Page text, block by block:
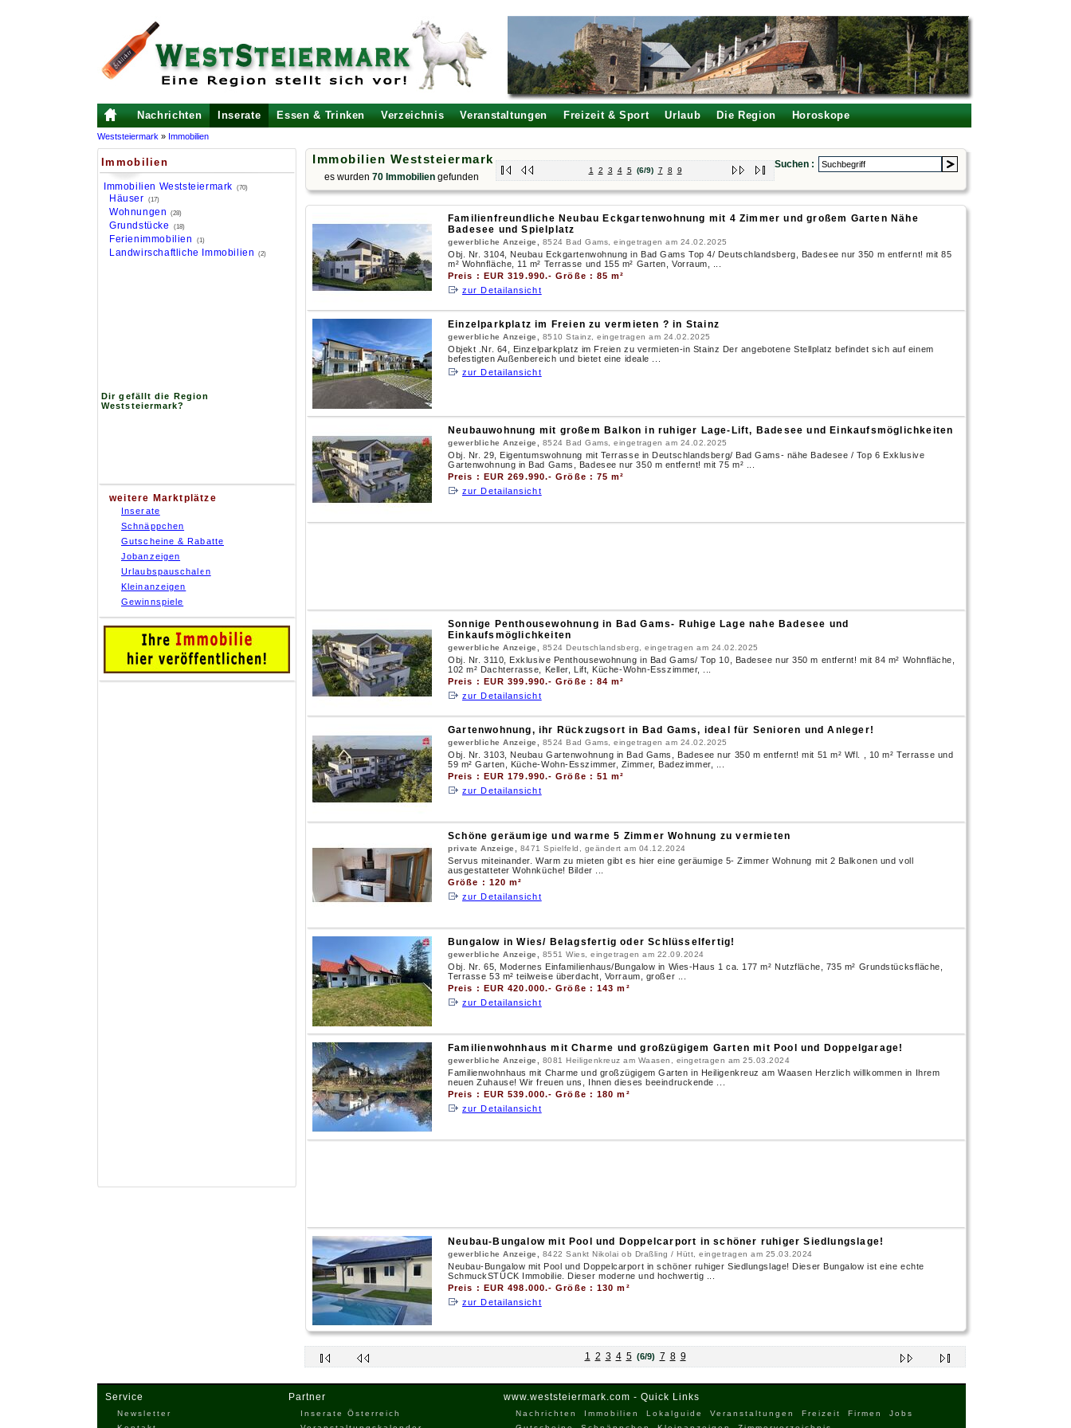
Nachrichten Inserate Essen & Trinken Verzeichnis Veranstaltungen Freizeit & Sport Urlaub Die Region Horoskope
Weststeiermark » Immobilien
Immobilien
Immobilien Weststeiermark (70)
Häuser (17)
Wohnungen (28)
Grundstücke (18)
Ferienimmobilien (1)
Landwirschaftliche Immobilien (2)
Dir gefällt die Region
Weststeiermark?
weitere Marktplätze
Inserate
Schnäppchen
Gutscheine & Rabatte
Jobanzeigen
Urlaubspauschalen
Kleinanzeigen
Gewinnspiele
Immobilien Weststeiermark
es wurden 70 Immobilien gefunden
Suchen :
1 2 3 4 5 (6/9) 7 8 9
Familienfreundliche Neubau Eckgartenwohnung mit 4 Zimmer und großem Garten Nähe
Badesee und Spielplatz
gewerbliche Anzeige, 8524 Bad Gams, eingetragen am 24.02.2025
Obj. Nr. 3104, Neubau Eckgartenwohnung in Bad Gams Top 4/ Deutschlandsberg, Badesee nur 350 m entfernt! mit 85
m² Wohnfläche, 11 m² Terrasse und 155 m² Garten, Vorraum, ...
Preis : EUR 319.990.- Größe : 85 m²
zur Detailansicht
Einzelparkplatz im Freien zu vermieten ? in Stainz
gewerbliche Anzeige, 8510 Stainz, eingetragen am 24.02.2025
Objekt .Nr. 64, Einzelparkplatz im Freien zu vermieten-in Stainz Der angebotene Stellplatz befindet sich auf einem
befestigten Außenbereich und bietet eine ideale ...
zur Detailansicht
Neubauwohnung mit großem Balkon in ruhiger Lage-Lift, Badesee und Einkaufsmöglichkeiten
gewerbliche Anzeige, 8524 Bad Gams, eingetragen am 24.02.2025
Obj. Nr. 29, Eigentumswohnung mit Terrasse in Deutschlandsberg/ Bad Gams- nähe Badesee / Top 6 Exklusive
Gartenwohnung in Bad Gams, Badesee nur 350 m entfernt! mit 75 m² ...
Preis : EUR 269.990.- Größe : 75 m²
zur Detailansicht
Sonnige Penthousewohnung in Bad Gams- Ruhige Lage nahe Badesee und
Einkaufsmöglichkeiten
gewerbliche Anzeige, 8524 Deutschlandsberg, eingetragen am 24.02.2025
Obj. Nr. 3110, Exklusive Penthousewohnung in Bad Gams/ Top 10, Badesee nur 350 m entfernt! mit 84 m² Wohnfläche,
102 m² Dachterrasse, Keller, Lift, Küche-Wohn-Esszimmer, ...
Preis : EUR 399.990.- Größe : 84 m²
zur Detailansicht
Gartenwohnung, ihr Rückzugsort in Bad Gams, ideal für Senioren und Anleger!
gewerbliche Anzeige, 8524 Bad Gams, eingetragen am 24.02.2025
Obj. Nr. 3103, Neubau Gartenwohnung in Bad Gams, Badesee nur 350 m entfernt! mit 51 m² Wfl. , 10 m² Terrasse und
59 m² Garten, Küche-Wohn-Esszimmer, Zimmer, Badezimmer, ...
Preis : EUR 179.990.- Größe : 51 m²
zur Detailansicht
Schöne geräumige und warme 5 Zimmer Wohnung zu vermieten
private Anzeige, 8471 Spielfeld, geändert am 04.12.2024
Servus miteinander. Warm zu mieten gibt es hier eine geräumige 5- Zimmer Wohnung mit 2 Balkonen und voll
ausgestatteter Wohnküche! Bilder ...
Größe : 120 m²
zur Detailansicht
Bungalow in Wies/ Belagsfertig oder Schlüsselfertig!
gewerbliche Anzeige, 8551 Wies, eingetragen am 22.09.2024
Obj. Nr. 65, Modernes Einfamilienhaus/Bungalow in Wies-Haus 1 ca. 177 m² Nutzfläche, 735 m² Grundstücksfläche,
Terrasse 53 m² teilweise überdacht, Vorraum, großer ...
Preis : EUR 420.000.- Größe : 143 m²
zur Detailansicht
Familienwohnhaus mit Charme und großzügigem Garten mit Pool und Doppelgarage!
gewerbliche Anzeige, 8081 Heiligenkreuz am Waasen, eingetragen am 25.03.2024
Familienwohnhaus mit Charme und großzügigem Garten in Heiligenkreuz am Waasen Herzlich willkommen in Ihrem
neuen Zuhause! Wir freuen uns, Ihnen dieses beeindruckende ...
Preis : EUR 539.000.- Größe : 180 m²
zur Detailansicht
Neubau-Bungalow mit Pool und Doppelcarport in schöner ruhiger Siedlungslage!
gewerbliche Anzeige, 8422 Sankt Nikolai ob Draßling / Hütt, eingetragen am 25.03.2024
Neubau-Bungalow mit Pool und Doppelcarport in schöner ruhiger Siedlungslage! Dieser Bungalow ist eine echte
SchmuckSTÜCK Immobilie. Dieser moderne und hochwertig ...
Preis : EUR 498.000.- Größe : 130 m²
zur Detailansicht
1 2 3 4 5 (6/9) 7 8 9
Service
Newsletter
Partner
Inserate Österreich
www.weststeiermark.com - Quick Links
Nachrichten Immobilien Lokalguide Veranstaltungen Freizeit Firmen
Jobs